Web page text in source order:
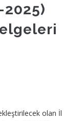
2025)
olan İl